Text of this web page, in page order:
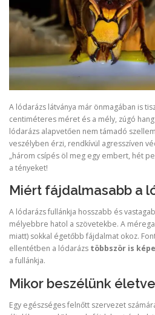
A lódarázs látványa már önmagában is
centiméteres méret és a mély, zúgó
lódarázs alapvetően nem támadó
veszélyben érzi, rendkívül agresszíven
„három csípés öl meg egy embert, hét
a tényeket!
Miért fájdalmasabb a
A lódarázs fullánkja hosszabb és
mélyebbre hatol a szövetekbe. A
miatt) sokkal égetőbb fájdalmat okoz.
ellentétben a lódarázs többször is
a fullánkja.
Mikor beszélünk
Egy egészséges felnőtt szervezet